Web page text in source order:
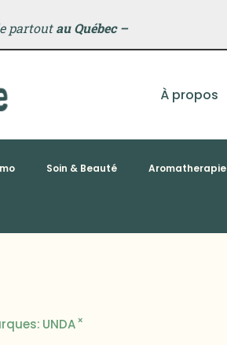
partoutau Québec –
À propos
Soin & Beauté Aromatherapie
: UNDA×